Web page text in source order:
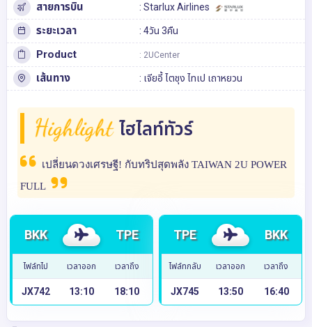
สายการบิน : Starlux Airlines
ระยะเวลา : 4วัน 3คืน
Product : 2UCenter
เส้นทาง : เจียอี้ ไตชุง ไทเป เถาหยวน
Highlight ไฮไลท์ทัวร์
เปลี่ยนดวงเศรษฐี! กับทริปสุดพลัง TAIWAN 2U POWER
FULL
BKK TPE
ไฟล์ทไป เวลาออก เวลาถึง
JX742 13:10 18:10
TPE BKK
ไฟล์ทกลับ เวลาออก เวลาถึง
JX745 13:50 16:40